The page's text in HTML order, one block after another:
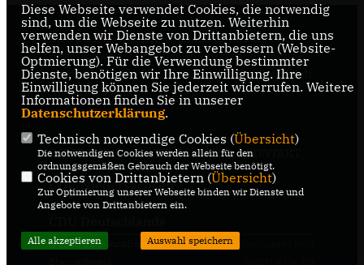
Internetseite der CDU-Fraktion im Rat der Stadt
Braunschweig, mit aktuellen Informationen rund
um die Kommunalpolitik in der zweitgrößten Stadt
Niedersachsens.
IMPRESSUM DATENSCHUTZ KONTAKT
CDU Niedersachsen
@2026 CDU-Ratsfraktion
Realisation: Sharkness Media
Diese Webseite verwendet Cookies, die notwendig
sind, um die Webseite zu nutzen. Weiterhin
verwenden wir Dienste von Drittanbietern, die uns
helfen, unser Webangebot zu verbessern (Website-
Optmierung). Für die Verwendung bestimmter
Dienste, benötigen wir Ihre Einwilligung. Ihre
Einwilligung können Sie jederzeit widerrufen. Weitere
Informationen finden Sie in unserer
Datenschutzerklärung.
Technisch notwendige Cookies (Übersicht)
Die notwendigen Cookies werden allein für den
ordnungsgemäßen Gebrauch der Webseite benötigt.
Cookies von Drittanbietern (Übersicht)
Zur Optimierung unserer Webseite binden wir Dienste und
Angebote von Drittanbietern ein.
Alle akzeptieren Auswahl speichern